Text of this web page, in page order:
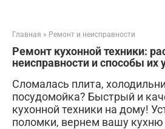
Главная » Ремонт и неисправности
Ремонт кухонной техники:
неисправности и способы их
Сломалась плита,
посудомойка? Быстрый и
кухонной техники на дому!
поломки, вернем вашу кухню